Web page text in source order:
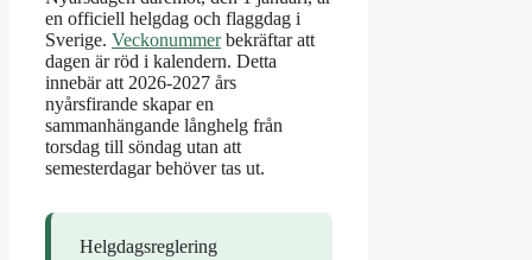
en officiell helgdag och flaggdag i
Sverige. Veckonummerbekräftar att
dagen är röd i kalendern. Detta
innebär att 2026-2027 års
nyårsfirande skapar en
sammanhängande långhelg från
torsdag till söndag utan att
semesterdagar behöver tas ut.
Helgdagsreglering